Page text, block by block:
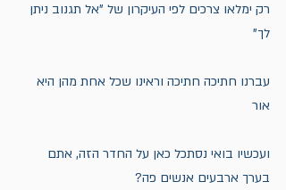
רק ימלאו צרכים לפי העיקרון של "אל תגנוב ניתן
לך"
עברנו חתיכה חתיכה וראינו שכל אחת מהן היא
אור
ועכשיו בואי נסתכל כאן על החדר הזה, אתם
בערך ארבעים אנשים פה?